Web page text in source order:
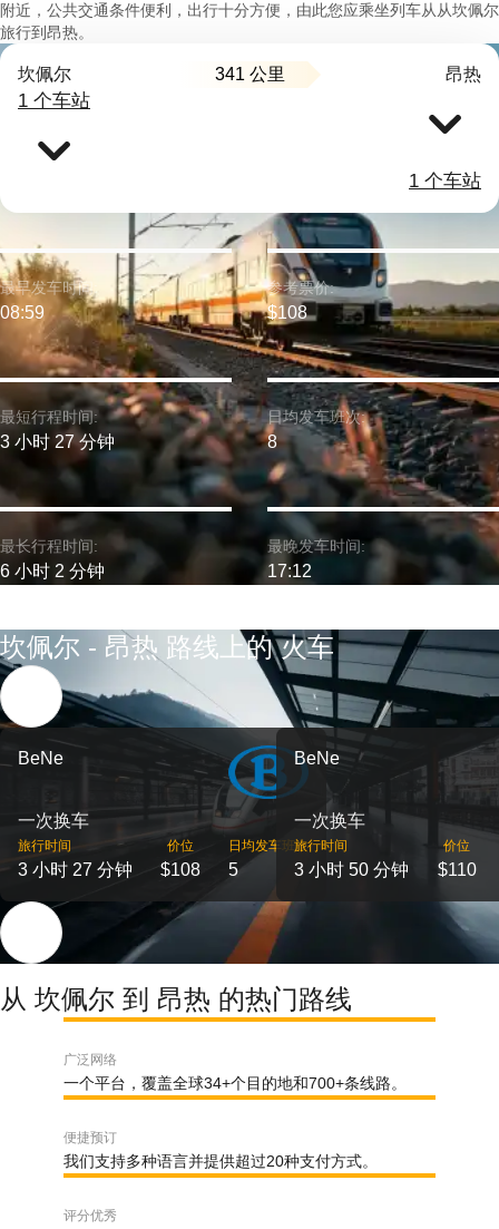
附近，公共交通条件便利，出行十分方便，由此您应乘坐列车从从坎佩尔
旅行到昂热。
坎佩尔 341 公里 昂热
1 个车站
1 个车站
最短行程时间:
3 小时 27 分钟
最早发车时间:
08:59
最长行程时间:
6 小时 2 分钟
参考票价:
$108
日均发车班次:
8
最晚发车时间:
17:12
坎佩尔 - 昂热 路线上的 火车
BeNe
一次换车
旅行时间
3 小时 27 分钟
价位
$108
日均发车班次
5
BeNe
一次换车
旅行时间
3 小时 50 分钟
价位
$110
从 坎佩尔 到 昂热 的热门路线
广泛网络
一个平台，覆盖全球34+个目的地和700+条线路。
便捷预订
我们支持多种语言并提供超过20种支付方式。
评分优秀